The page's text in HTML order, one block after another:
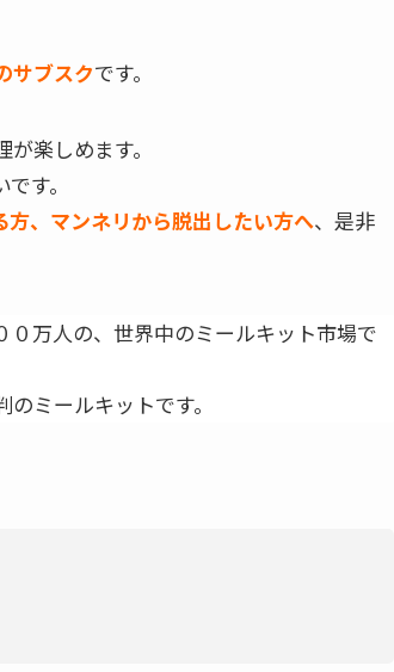
サブスクです。
が楽しめます。
す。
、マンネリから脱出したい方へ、是非
万人の、世界中のミールキット市場で
ミールキットです。